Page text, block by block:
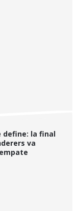
define: la final
va